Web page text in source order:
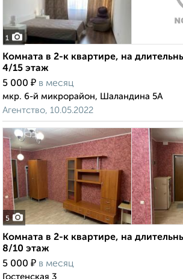
1
Комната в 2-к квартире, на
4/15 этаж
5 000 ₽ в месяц
мкр. 6-й микрорайон, Шаландина 5А
Агентство, 10.05.2022
5
Комната в 2-к квартире, на
8/10 этаж
5 000 ₽ в месяц
Гостенская 3